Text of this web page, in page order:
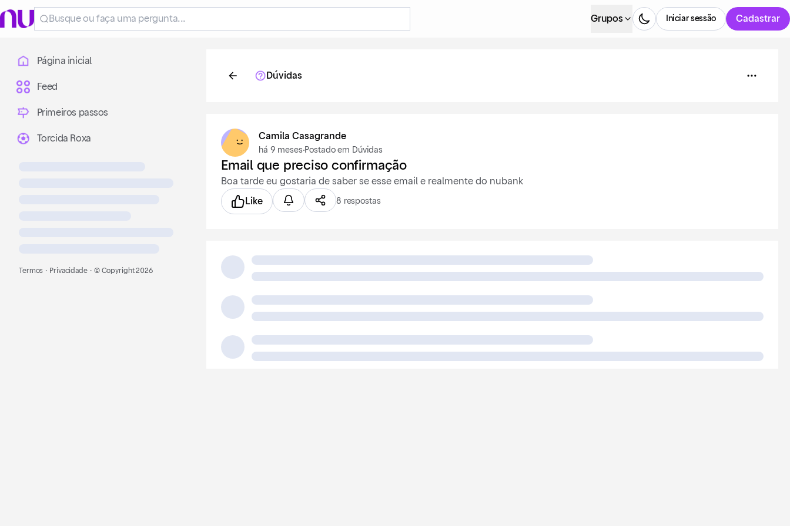
Grupos Cadastrar
Iniciar sessão
Página inicial
Feed
Primeiros passos
Torcida Roxa
Termos · Privacidade · © Copyright2026
Dúvidas
Camila Casagrande
há 9 meses·Postado em Dúvidas
Email que preciso confirmação
Boa tarde eu gostaria de saber se esse email e realmente do nubank
Like 8 respostas